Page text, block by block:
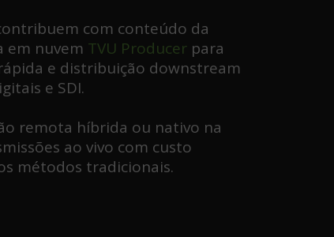
com conteúdo da
em nuvem TVU Producer para
e distribuição downstream
e SDI.
remota híbrida ou nativo na
ao vivo com custo
métodos tradicionais.